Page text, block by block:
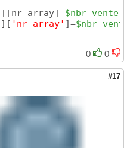
] [nr_array] =
] [ 'nr_array' ] =
0 0
#17